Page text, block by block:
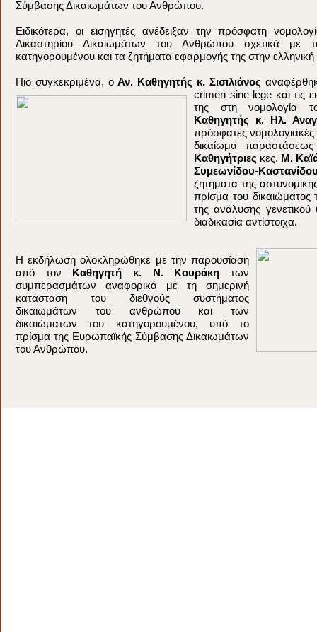
Σύμβασης Δικαιωμάτων του Ανθρώπου.
Ειδικότερα, οι εισηγητές ανέδειξαν την πρόσφατη
Δικαστηρίου Δικαιωμάτων του Ανθρώπου σχετικά με
κατηγορουμένου και τα ζητήματα εφαρμογής της στην
Πιο συγκεκριμένα, οΑν. Καθηγητής κ. Σισιλιάνος
crimen sine lege και τις
της στη
Καθηγητής κ. Ηλ.
πρόσφατες νομολογιακές
δικαίωμα
Καθηγήτριες κες. Μ.
Συμεωνίδου-
ζητήματα της
πρίσμα του δικαιώματος
της ανάλυσης γενετικού
διαδικασία αντίστοιχα.
Η εκδήλωση ολοκληρώθηκε με την παρουσίαση
από τον Καθηγητή κ. Ν. Κουράκη των
συμπερασμάτων αναφορικά με τη σημερινή
κατάσταση του διεθνούς συστήματος
δικαιωμάτων του ανθρώπου και των
δικαιώματων του κατηγορουμένου, υπό το
πρίσμα της Ευρωπαϊκής Σύμβασης Δικαιωμάτων
του Ανθρώπου.